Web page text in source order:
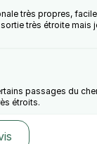
très propres,
très étroite mais
passages du
étroits.